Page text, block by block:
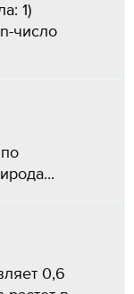
1)
число
0,6